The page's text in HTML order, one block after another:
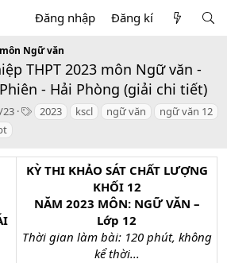
Đăng nhập Đăng kí
Ngữ văn
THPT 2023 môn Ngữ văn -
- Hải Phòng (giải chi tiết)
23
T 2023 kscl ngữ văn
ngữ văn 12
KỲ THI KHẢO SÁT CHẤT LƯỢNG
KHỐI 12
NĂM 2023 MÔN: NGỮ VĂN –
Lớp 12
Thời gian làm bài: 120 phút, không
kể thời...